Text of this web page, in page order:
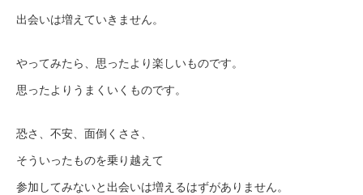
出会いは増えていきません。
やってみたら、思ったより楽しいものです。
思ったよりうまくいくものです。
恐さ、不安、面倒くささ、
そういったものを乗り越えて
参加してみないと出会いは増えるはずがありません。